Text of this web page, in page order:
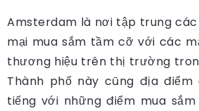
Amsterdam là nơi tập trung
mại mua sắm tầm cỡ với các
thương hiệu trên thị trường
Thành phố này cũng địa điểm
tiếng với những điểm mua